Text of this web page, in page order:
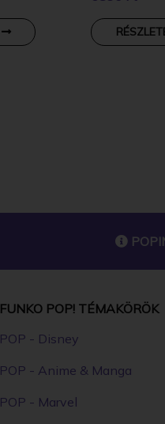
FUNKO POP! TÉMAKÖRÖK
POP - Disney
POP - Anime & Manga
POP - Marvel